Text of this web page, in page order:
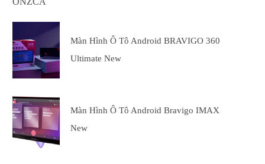
Màn Hình Ô Tô Android BRAVIGO 360
Ultimate New
Màn Hình Ô Tô Android Bravigo IMAX
New